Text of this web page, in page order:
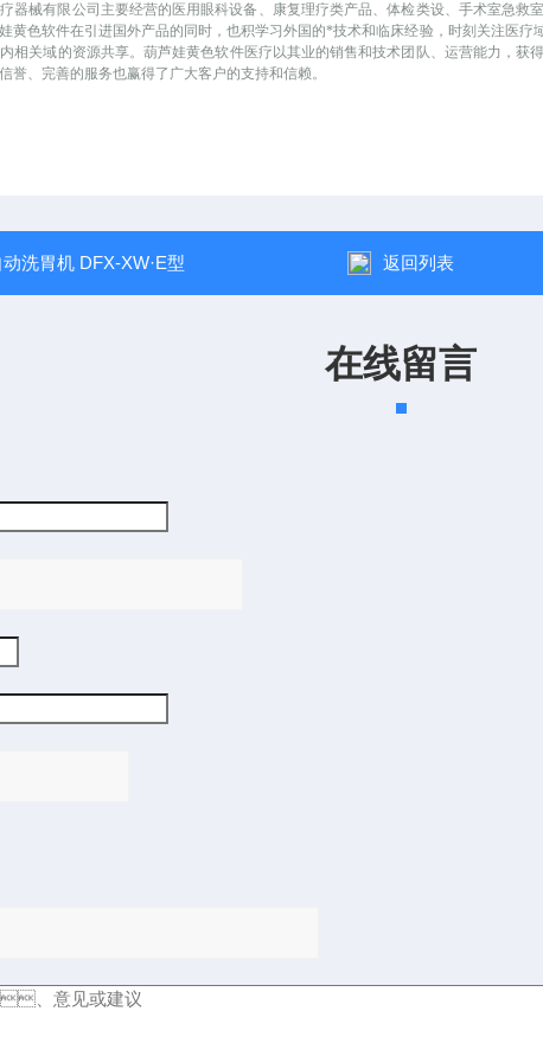
械有限公司主要经营的医用眼科设备、康复理疗类产品、体检类设、手术室急
娃黄色软件在引进国外产品的同时，也积学习外国的*技术和临床经验，时刻关注医
相关域的资源共享。葫芦娃黄色软件医疗以其业的销售和技术团队、运营能力
誉、完善的服务也赢得了广大客户的支持和信赖。
洗胃机 DFX-XW·E型 返回列表
在线留言